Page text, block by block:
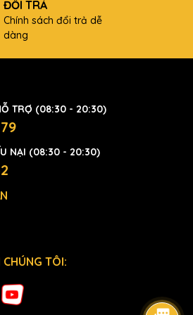
ĐỔI TRẢ
Chính sách đổi trả dễ
dàng
TRỢ (08:30 - 20:30)
NẠI (08:30 - 20:30)
CHÚNG TÔI: